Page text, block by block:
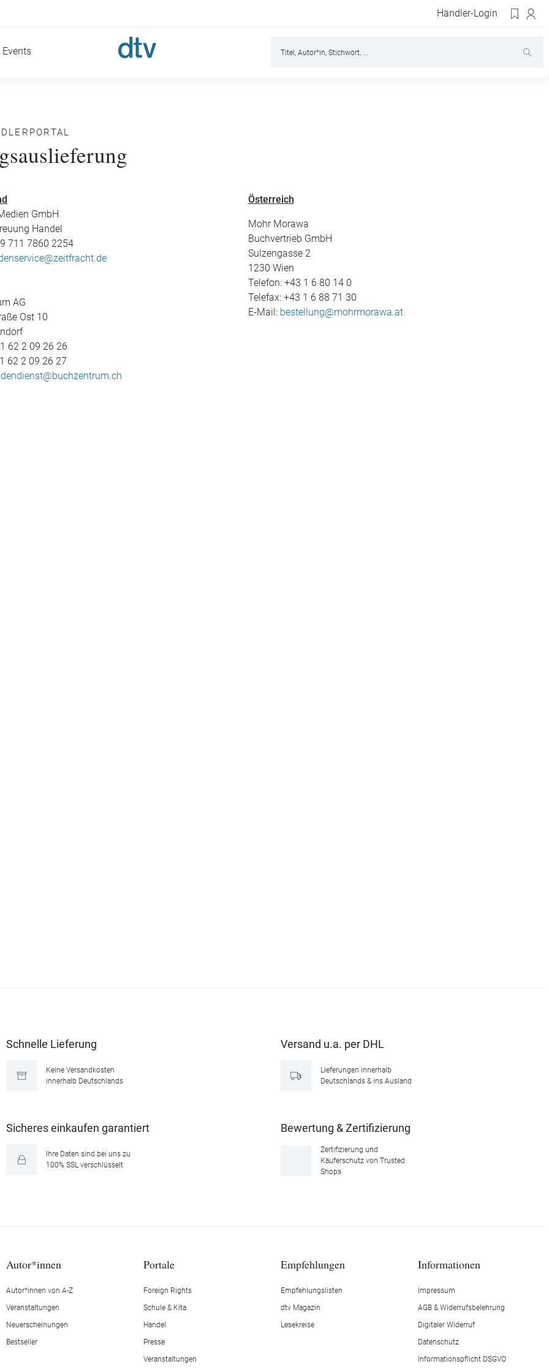
Händler-Login
Events
GmbH
Handel
711 7860 2254
AG
Ost 10
62 2 09 26 26
62 2 09 26 27
Österreich
Mohr Morawa
Buchvertrieb GmbH
Sulzengasse 2
1230 Wien
Telefon: +43 1 6 80 14 0
Telefax: +43 1 6 88 71 30
E-Mail: bestellung@mohrmorawa.at
Schnelle Lieferung
Keine Versandkosten
innerhalb Deutschlands
Versand u.a. per DHL
Lieferungen innerhalb
Deutschlands & ins Ausland
Sicheres einkaufen garantiert
Ihre Daten sind bei uns zu
100% SSL verschlüsselt
Bewertung & Zertifizierung
Zertifizierung und
Käuferschutz von Trusted
Shops
Autor*innen
Autor*innen von A-Z
Veranstaltungen
Neuerscheinungen
Bestseller
Portale
Foreign Rights
Schule & Kita
Handel
Presse
Veranstaltungen
Empfehlungen
Empfehlungslisten
dtv Magazin
Lesekreise
Informationen
Impressum
AGB & Widerrufsbelehrung
Digitaler Widerruf
Datenschutz
Informationspflicht DSGVO